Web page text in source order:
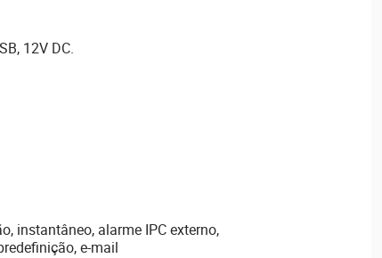
12V DC.
instantâneo, alarme IPC externo,
e-mail